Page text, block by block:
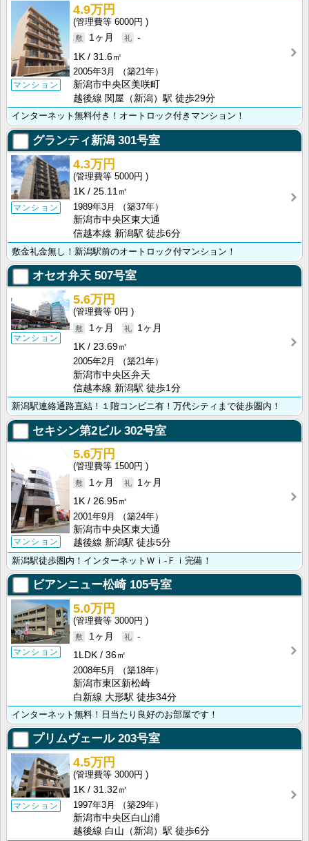
マンション
4.9万円
6000円
1ヶ月
-
1K
31.6㎡
2005年3月
（築21年）
新潟市中央区美咲町
越後線 関屋（新潟）駅 徒歩29分
インターネット無料付き！オートロック付きマンション！
グランティ新潟 301号室
マンション
4.3万円
5000円
1K
25.11㎡
1989年3月
（築37年）
新潟市中央区東大通
信越本線 新潟駅 徒歩6分
敷金礼金無し！新潟駅前のオートロック付マンション！
オセオ弁天 507号室
マンション
5.6万円
0円
1ヶ月
1ヶ月
1K
23.69㎡
2005年2月
（築21年）
新潟市中央区弁天
信越本線 新潟駅 徒歩1分
新潟駅連絡通路直結！１階コンビニ有！万代シティまで徒歩圏内！
セキシン第2ビル302号室
マンション
5.6万円
1500円
1ヶ月
1ヶ月
1K
26.95㎡
2001年9月
（築24年）
新潟市中央区東大通
越後線 新潟駅 徒歩5分
新潟駅徒歩圏内！インターネットＷｉ-Ｆｉ完備！
ビアンニュー松崎105号室
マンション
5.0万円
3000円
1ヶ月
-
1LDK
36㎡
2008年5月
（築18年）
新潟市東区新松崎
白新線 大形駅 徒歩34分
インターネット無料！日当たり良好のお部屋です！
プリムヴェール203号室
マンション
4.5万円
3000円
1K
31.32㎡
1997年3月
（築29年）
新潟市中央区白山浦
越後線 白山（新潟）駅 徒歩6分